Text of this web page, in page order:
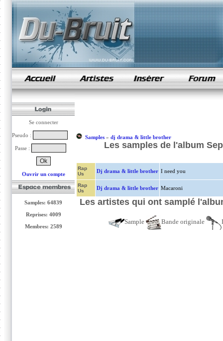
samples de rap
Se connecter
Pseudo :
Passe :
Ouvrir un compte
Samples: 64839
Reprises: 4009
Membres: 2589
Samples» dj drama & little brother
Les samples de l'album
Rap
Us
Dj drama & little brother I need you
Rap
Us
Dj drama & little brother Macaroni
Les artistes qui ont samplé
Sample Bande originale